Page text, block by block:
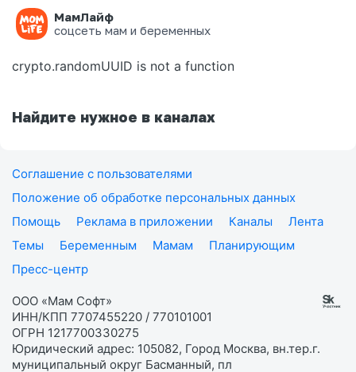
МамЛайф
соцсеть мам и беременных
Ошибка на странице
crypto.randomUUID is not a function
Найдите нужное в каналах
Соглашение с пользователями
Положение об обработке персональных данных
Помощь
Реклама в приложении Каналы
Лента
Темы
Беременным Мамам
Планирующим
Пресс-центр
ООО «Мам Софт»
ИНН/КПП 7707455220 / 770101001
ОГРН 1217700330275
Юридический адрес: 105082, Город Москва, вн.тер.г.
муниципальный округ Басманный, пл